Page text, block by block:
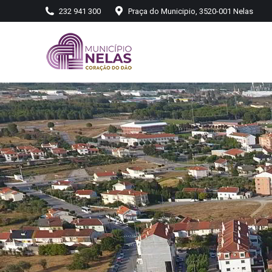
232 941 300 Praça do Municipio, 3520-001 Nelas